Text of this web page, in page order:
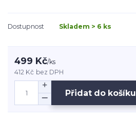
Dostupnost Skladem > 6 ks
499 Kč/ks
412 Kč bez DPH
Přidat do košíku